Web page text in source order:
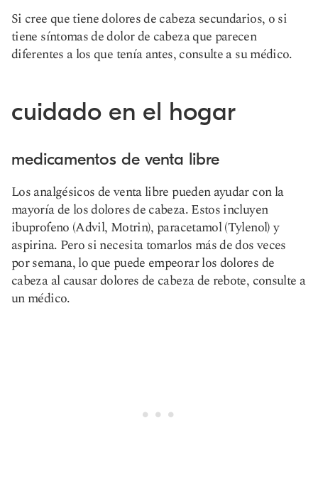
Si cree que tiene dolores de cabeza secundarios, o si
tiene síntomas de dolor de cabeza que parecen
diferentes a los que tenía antes, consulte a su médico.
cuidado en el hogar
medicamentos de venta libre
Los analgésicos de venta libre pueden ayudar con la
mayoría de los dolores de cabeza. Estos incluyen
ibuprofeno (Advil, Motrin), paracetamol (Tylenol) y
aspirina. Pero si necesita tomarlos más de dos veces
por semana, lo que puede empeorar los dolores de
cabeza al causar dolores de cabeza de rebote, consulte a
un médico.